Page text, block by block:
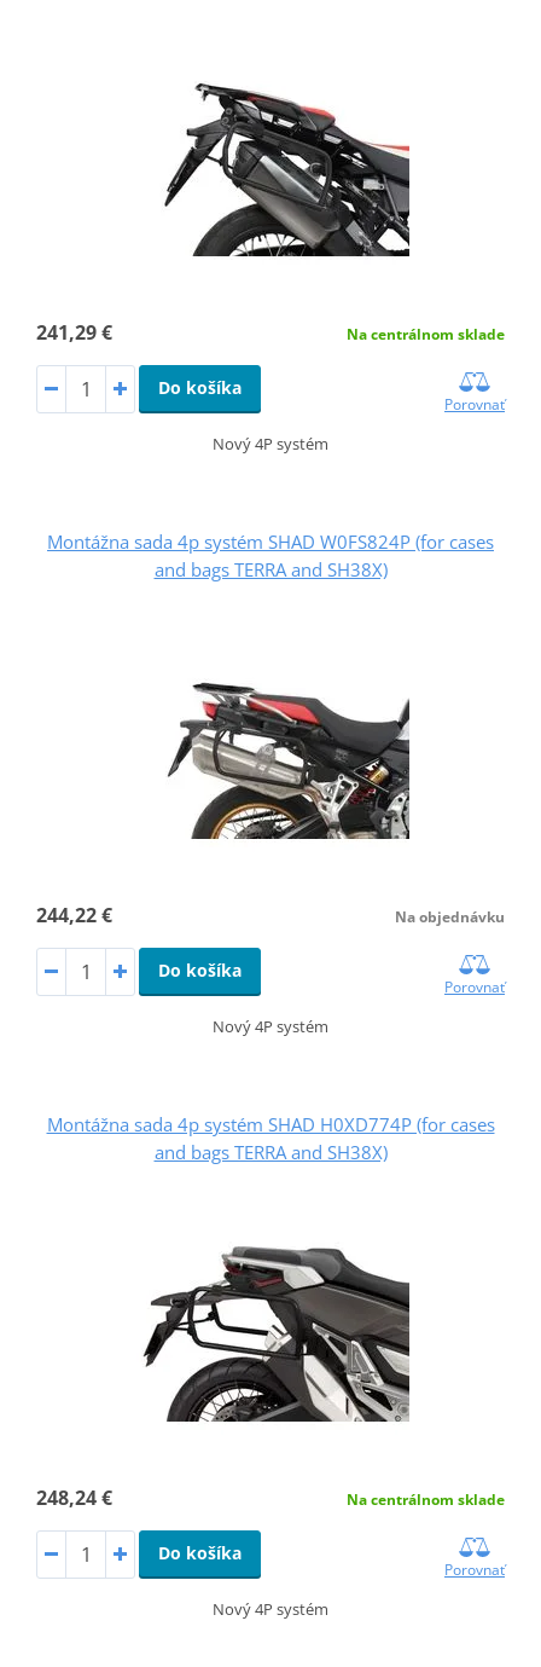
241,29 € Na centrálnom sklade
Do košíka
Porovnať
Nový 4P systém
Montážna sada 4p systém SHAD W0FS824P (for cases
and bags TERRA and SH38X)
244,22 € Na objednávku
Do košíka
Porovnať
Nový 4P systém
Montážna sada 4p systém SHAD H0XD774P (for cases
and bags TERRA and SH38X)
248,24 € Na centrálnom sklade
Do košíka
Porovnať
Nový 4P systém